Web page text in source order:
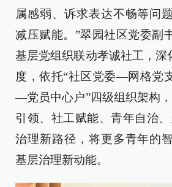
属感弱、诉求表达不畅等问
减压赋能。”翠园社区党委副
基层党组织联动孝诚社工，深
度，依托“社区党委—网格党
—党员中心户”四级组织架构
引领、社工赋能、青年自治
治理新路径，将更多青年的
基层治理新动能。